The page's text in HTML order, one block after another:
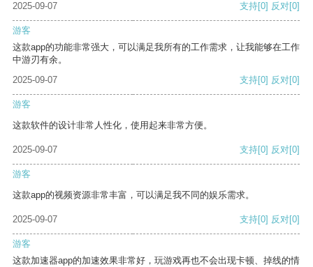
2025-09-07
支持[0] 反对[0]
游客
这款app的功能非常强大，可以满足我所有的工作需求，让我能够在工作
中游刃有余。
2025-09-07
支持[0] 反对[0]
游客
这款软件的设计非常人性化，使用起来非常方便。
2025-09-07 支持[0] 反对[0]
游客
这款app的视频资源非常丰富，可以满足我不同的娱乐需求。
2025-09-07 支持[0] 反对[0]
游客
这款加速器app的加速效果非常好，玩游戏再也不会出现卡顿、掉线的情